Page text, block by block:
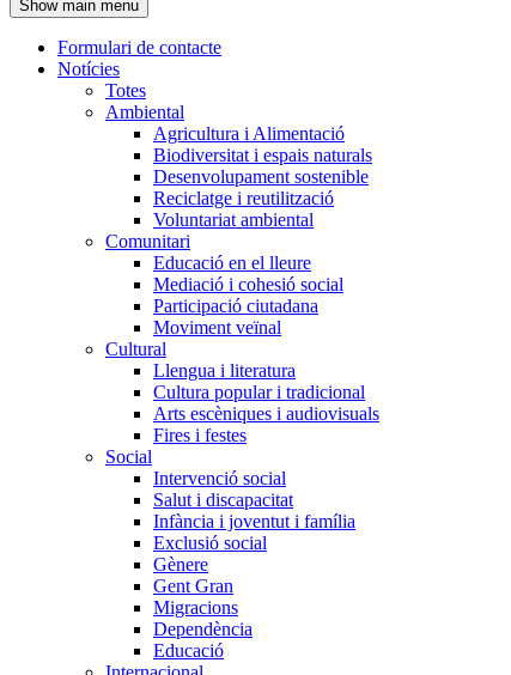
l'encapçalament
Show main menu
Navegació
principal
Formulari de contacte
Notícies
Totes
Ambiental
Agricultura i Alimentació
Biodiversitat i espais naturals
Desenvolupament sostenible
Reciclatge i reutilització
Voluntariat ambiental
Comunitari
Educació en el lleure
Mediació i cohesió social
Participació ciutadana
Moviment veïnal
Cultural
Llengua i literatura
Cultura popular i tradicional
Arts escèniques i audiovisuals
Fires i festes
Social
Intervenció social
Salut i discapacitat
Infància i joventut i família
Exclusió social
Gènere
Gent Gran
Migracions
Dependència
Educació